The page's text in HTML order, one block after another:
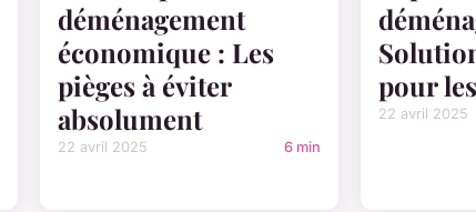
déménagement
économique : Les
pièges à éviter
absolument
22 avril 2025 6 min
pour
22 avril 2025